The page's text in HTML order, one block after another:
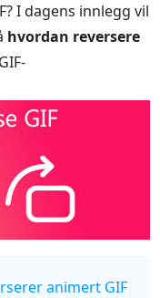
I dagens innlegg vil
hvordan reversere
animert GIF